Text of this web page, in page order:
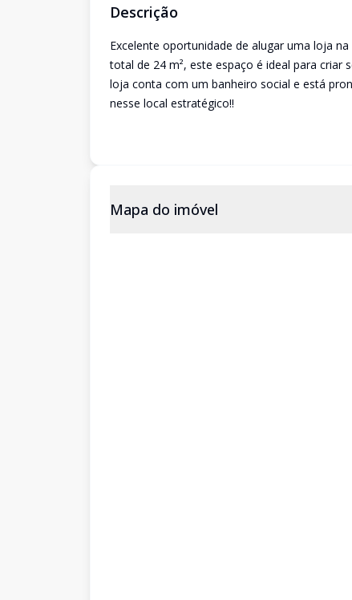
Descrição
Excelente oportunidade de alugar uma loja
total de 24 m², este espaço é ideal para criar
loja conta com um banheiro social e está
nesse local estratégico!!
Mapa do imóvel